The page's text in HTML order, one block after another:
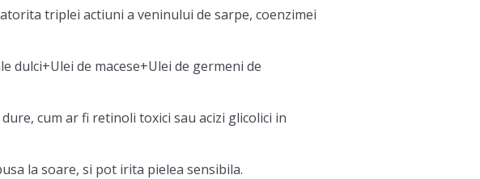
triplei actiuni a veninului de sarpe, coenzimei
dulci+Ulei de macese+Ulei de germeni de
cum ar fi retinoli toxici sau acizi glicolici in
la soare, si pot irita pielea sensibila.